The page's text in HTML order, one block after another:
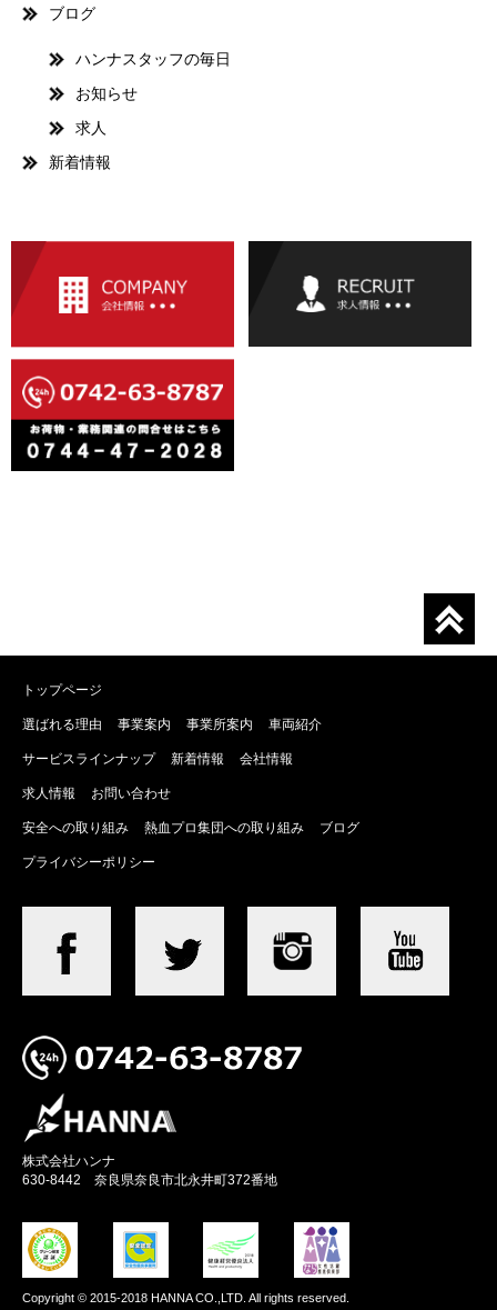
ブログ
ハンナスタッフの毎日
お知らせ
求人
新着情報
トップページ
選ばれる理由 事業案内 事業所案内 車両紹介
サービスラインナップ 新着情報 会社情報
求人情報 お問い合わせ
安全への取り組み 熱血プロ集団への取り組み ブログ
プライバシーポリシー
株式会社ハンナ
630-8442 奈良県奈良市北永井町372番地
Copyright © 2015-2018 HANNA CO.,LTD. All rights reserved.